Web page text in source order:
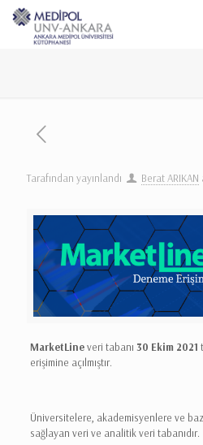
Tarafından yayınlandı Berat ARIKAN
MarketLineveri tabanı 30 Ekim 2021
erişimine açılmıştır.
Üniversitelere, akademisyenlere ve
sağlayan veri ve analitik veri tabanıdır.